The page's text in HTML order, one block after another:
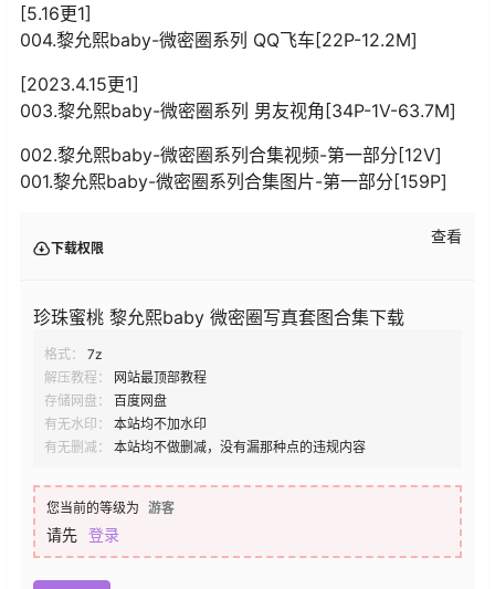
[5.16更1]
004.黎允熙baby-微密圈系列 QQ飞车[22P-12.2M]
[2023.4.15更1]
003.黎允熙baby-微密圈系列 男友视角[34P-1V-63.7M]
002.黎允熙baby-微密圈系列合集视频-第一部分[12V]
001.黎允熙baby-微密圈系列合集图片-第一部分[159P]
下载权限
查看
珍珠蜜桃 黎允熙baby 微密圈写真套图合集下载
格式：
7z
解压教程：
网站最顶部教程
存储网盘：
百度网盘
有无水印：
本站均不加水印
有无删减：
本站均不做删减，没有漏那种点的违规内容
您当前的等级为 游客
请先 登录